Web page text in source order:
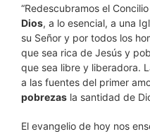
“Redescubramos el
Dios, a lo esencial, a una
su Señor y por todos los
que sea rica de Jesús y
que sea libre y liberadora.
a las fuentes del primer
pobrezas la santidad de
El evangelio de hoy nos